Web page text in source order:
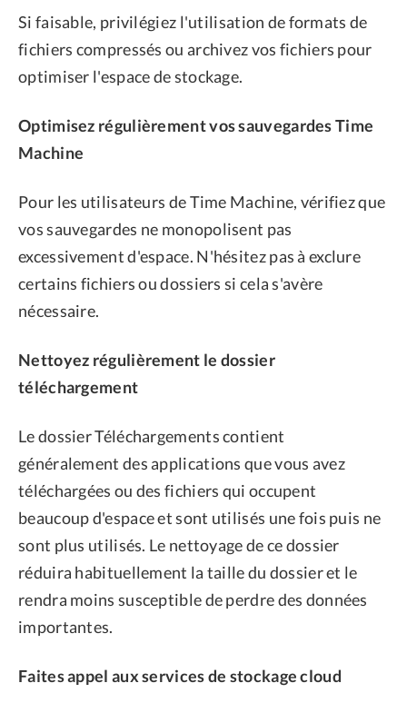
Si faisable, privilégiez l'utilisation de formats de
fichiers compressés ou archivez vos fichiers pour
optimiser l'espace de stockage.
Optimisez régulièrement vos sauvegardes Time
Machine
Pour les utilisateurs de Time Machine, vérifiez que
vos sauvegardes ne monopolisent pas
excessivement d'espace. N'hésitez pas à exclure
certains fichiers ou dossiers si cela s'avère
nécessaire.
Nettoyez régulièrement le dossier
téléchargement
Le dossier Téléchargements contient
généralement des applications que vous avez
téléchargées ou des fichiers qui occupent
beaucoup d'espace et sont utilisés une fois puis ne
sont plus utilisés. Le nettoyage de ce dossier
réduira habituellement la taille du dossier et le
rendra moins susceptible de perdre des données
importantes.
Faites appel aux services de stockage cloud